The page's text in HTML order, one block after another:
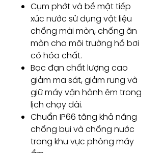
Cụm phớt và bề mặt tiếp
xúc nước sử dụng vật liệu
chống mài mòn, chống ăn
mòn cho môi trường hồ bơi
có hóa chất.
Bạc đạn chất lượng cao
giảm ma sát, giảm rung và
giữ máy vận hành êm trong
lịch chạy dài.
Chuẩn IP66 tăng khả năng
chống bụi và chống nước
trong khu vực phòng máy